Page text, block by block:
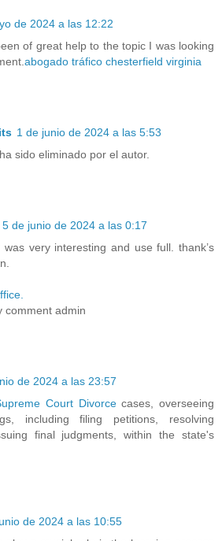
de 2024 a las 12:22
of great help to the topic I was looking
abogado tráfico chesterfield virginia
1 de junio de 2024 a las 5:53
sido eliminado por el autor.
5 de junio de 2024 a las 0:17
very interesting and use full. thank’s
comment admin
de 2024 a las 23:57
Court Divorcecases, overseeing
including filing petitions, resolving
final judgments, within the state's
de 2024 a las 10:55